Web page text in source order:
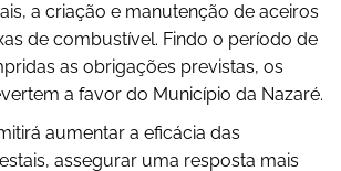
a criação e manutenção de aceiros
de combustível. Findo o período de
as obrigações previstas, os
a favor do Município da Nazaré.
aumentar a eficácia das
assegurar uma resposta mais